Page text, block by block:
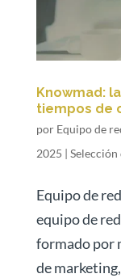
Knowmad:
tiempos de
por Equipo de
2025 |
Equipo de
equipo de
formado por
de